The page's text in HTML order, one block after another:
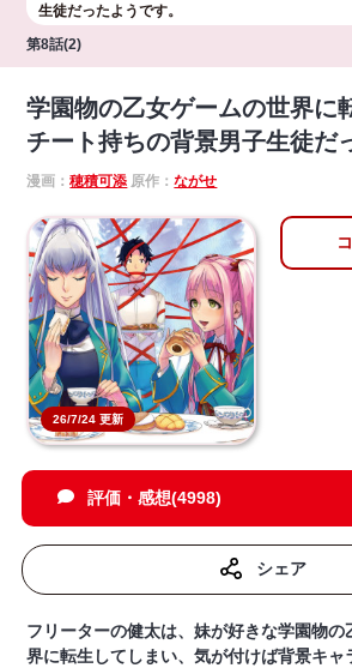
生徒だったようです。
第8話(2)
学園物の乙女ゲームの世界に
チート持ちの背景男子生徒だ
漫画：穂積可添 原作：ながせ
26/7/24 更新
評価・感想(4998)
シェア
フリーターの健太は、妹が好きな学園物の
界に転生してしまい、気が付けば背景キャ